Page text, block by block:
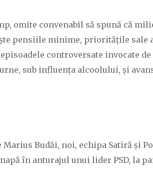
omite convenabil să spună că
pensiile minime, prioritățile sale
controversate invocate
sub influența alcoolului, și
Marius Budăi, noi, echipa Satiră și
în anturajul unui lider PSD, la